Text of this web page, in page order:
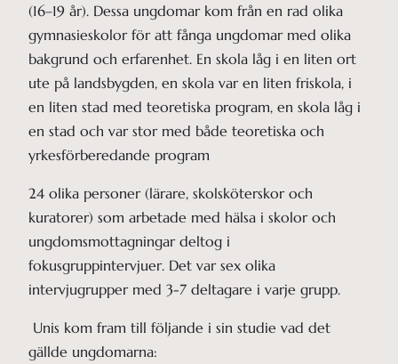
(16–19 år). Dessa ungdomar kom från en rad olika
gymnasieskolor för att fånga ungdomar med olika
bakgrund och erfarenhet. En skola låg i en liten ort
ute på landsbygden, en skola var en liten friskola, i
en liten stad med teoretiska program, en skola låg i
en stad och var stor med både teoretiska och
yrkesförberedande program
24 olika personer (lärare, skolsköterskor och
kuratorer) som arbetade med hälsa i skolor och
ungdomsmottagningar deltog i
fokusgruppintervjuer. Det var sex olika
intervjugrupper med 3-7 deltagare i varje grupp.
Unis kom fram till följande i sin studie vad det
gällde ungdomarna: